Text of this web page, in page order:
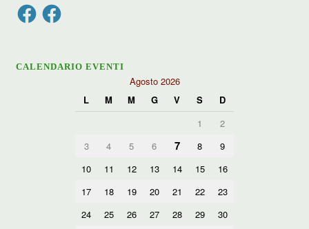
FacebookFacebook
CALENDARIO EVENTI
Agosto 2026
L
M M G V S
D
1
2
3
4 5 6 7 8
9
10
11 12 13 14 15
16
17
18 19 20 21 22
23
24
25 26 27 28 29
30